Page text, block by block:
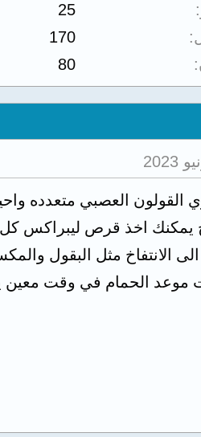
25
170
80
القولون العصبي متعدده
يمكنك اخذ قرص ليبراكس
الانتفاخ مثل البقول
موعد الحمام في وقت معين